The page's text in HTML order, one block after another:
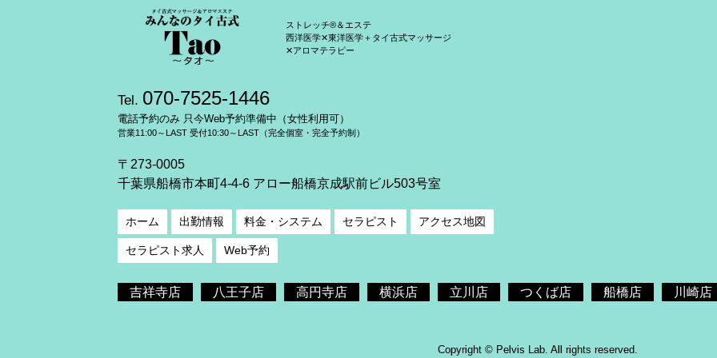
ストレッチ®＆エステ
西洋医学✕東洋医学＋タイ古式マッサージ
✕アロマテラピー
Tel. 070-7525-1446
電話予約のみ 只今Web予約準備中（女性利用可）
営業11:00～LAST 受付10:30～LAST（完全個室・完全予約制）
〒273-0005
千葉県船橋市本町4-4-6 アロー船橋京成駅前ビル503号室
ホーム 出勤情報 料金・システム セラピスト アクセス地図
セラピスト求人 Web予約
吉祥寺店 八王子店 高円寺店 横浜店 立川店 つくば店 船橋店 川崎店
Copyright © Pelvis Lab. All rights reserved.